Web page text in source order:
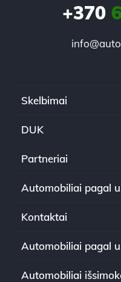
+370
Skelbimai
DUK
Partneriai
Automobiliai pagal
Kontaktai
Automobiliai pagal
Automobiliai